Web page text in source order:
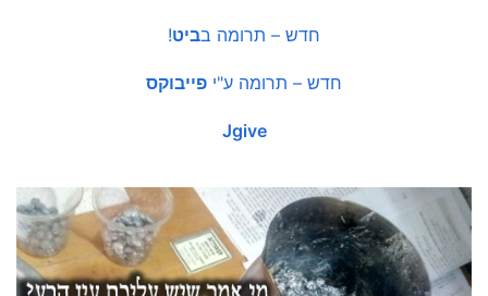
חדש – תרומה בביט!
חדש – תרומה ע"י פייבוקס
Jgive